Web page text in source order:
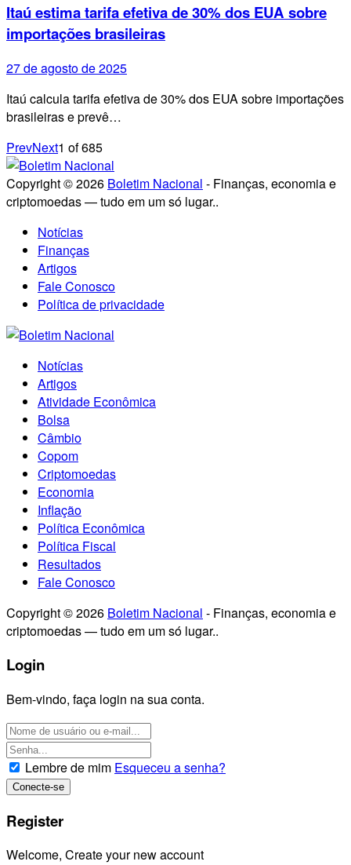
Itaú estima tarifa efetiva de 30% dos EUA sobre
importações brasileiras
27 de agosto de 2025
Itaú calcula tarifa efetiva de 30% dos EUA sobre importações
brasileiras e prevê…
PrevNext1 of685
Copyright © 2026 Boletim Nacional - Finanças, economia e
criptomoedas — tudo em um só lugar..
Notícias
Finanças
Artigos
Fale Conosco
Política de privacidade
Notícias
Artigos
Atividade Econômica
Bolsa
Câmbio
Copom
Criptomoedas
Economia
Inflação
Política Econômica
Política Fiscal
Resultados
Fale Conosco
Copyright © 2026 Boletim Nacional - Finanças, economia e
criptomoedas — tudo em um só lugar..
Login
Bem-vindo, faça login na sua conta.
Lembre de mim Esqueceu a senha?
Register
Welcome, Create your new account